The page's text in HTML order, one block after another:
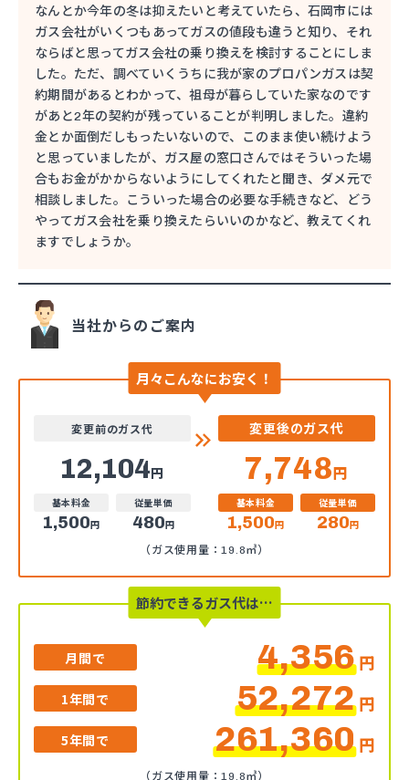
なんとか今年の冬は抑えたいと考えていたら、石岡市には
ガス会社がいくつもあってガスの値段も違うと知り、それ
ならばと思ってガス会社の乗り換えを検討することにしま
した。ただ、調べていくうちに我が家のプロパンガスは契
約期間があるとわかって、祖母が暮らしていた家なのです
があと2年の契約が残っていることが判明しました。違約
金とか面倒だしもったいないので、このまま使い続けよう
と思っていましたが、ガス屋の窓口さんではそういった場
合もお金がかからないようにしてくれたと聞き、ダメ元で
相談しました。こういった場合の必要な手続きなど、どう
やってガス会社を乗り換えたらいいのかなど、教えてくれ
ますでしょうか。
当社からのご案内
月々こんなにお安く！
変更前のガス代
12,104円
変更後のガス代
7,748円
基本料金
1,500円
従量単価
480円
基本料金
1,500円
従量単価
280円
（ガス使用量：19.8㎥）
節約できるガス代は…
月間で 4,356円
1年間で 52,272円
5年間で 261,360円
（ガス使用量：19.8㎥）